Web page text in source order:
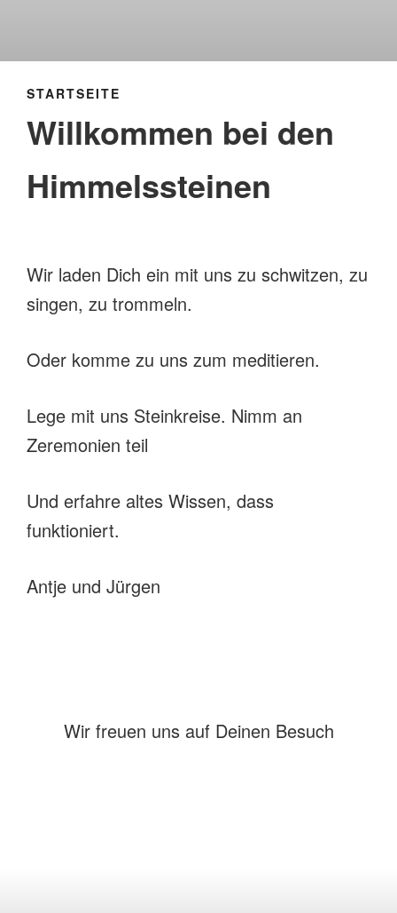
STARTSEITE
Willkommen bei den
Himmelssteinen
Wir laden Dich ein mit uns zu schwitzen, zu
singen, zu trommeln.
Oder komme zu uns zum meditieren.
Lege mit uns Steinkreise. Nimm an
Zeremonien teil
Und erfahre altes Wissen, dass
funktioniert.
Antje und Jürgen
Wir freuen uns auf Deinen Besuch